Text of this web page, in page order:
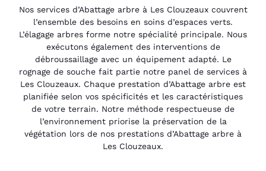
Nos services d’Abattage arbre à Les Clouzeaux couvrent
l’ensemble des besoins en soins d’espaces verts.
L’élagage arbres forme notre spécialité principale. Nous
exécutons également des interventions de
débroussaillage avec un équipement adapté. Le
rognage de souche fait partie notre panel de services à
Les Clouzeaux. Chaque prestation d’Abattage arbre est
planifiée selon vos spécificités et les caractéristiques
de votre terrain. Notre méthode respectueuse de
l’environnement priorise la préservation de la
végétation lors de nos prestations d’Abattage arbre à
Les Clouzeaux.